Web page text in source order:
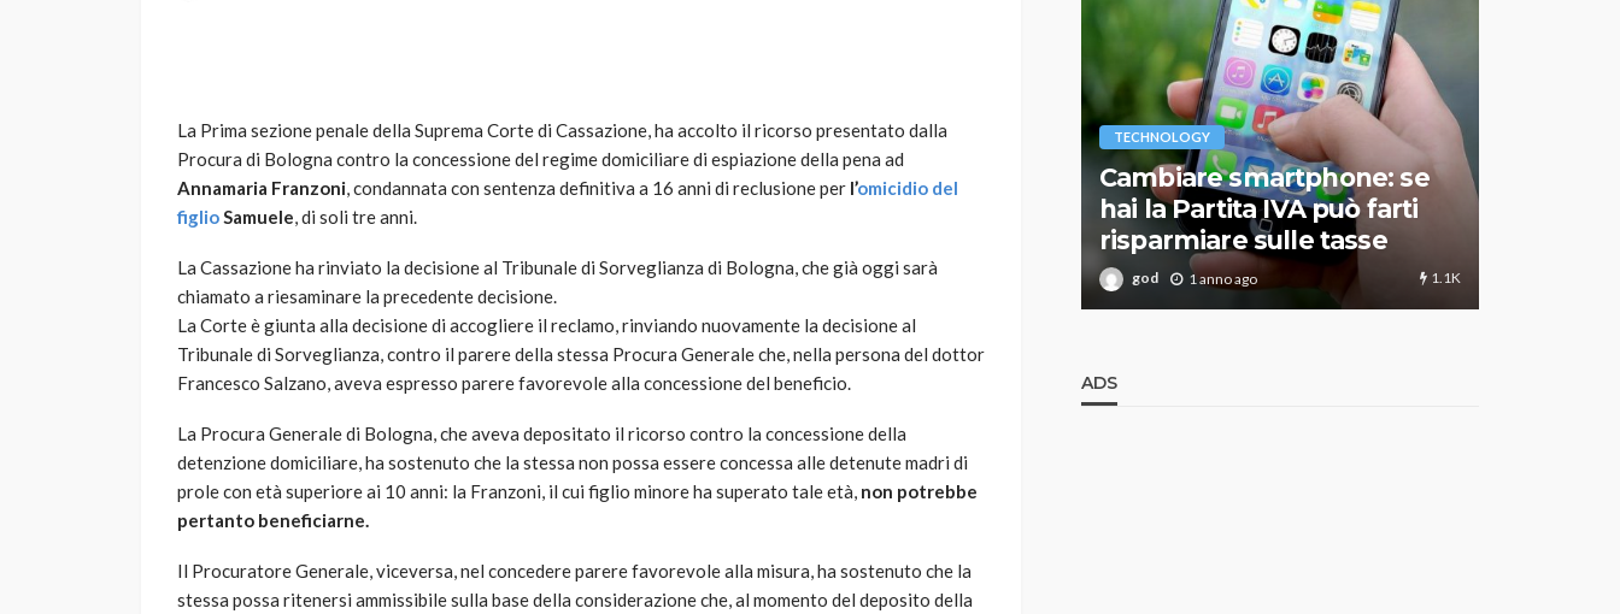
La Prima sezione penale della Suprema Corte di Cassazione, ha accolto il ricorso presentato dalla
Procura di Bologna contro la concessione del regime domiciliare di espiazione della pena ad
Annamaria Franzoni, condannata con sentenza definitiva a 16 anni di reclusione per l’omicidio del
figlioSamuele, di soli tre anni.
La Cassazione ha rinviato la decisione al Tribunale di Sorveglianza di Bologna, che già oggi sarà
chiamato a riesaminare la precedente decisione.
La Corte è giunta alla decisione di accogliere il reclamo, rinviando nuovamente la decisione al
Tribunale di Sorveglianza, contro il parere della stessa Procura Generale che, nella persona del dottor
Francesco Salzano, aveva espresso parere favorevole alla concessione del beneficio.
La Procura Generale di Bologna, che aveva depositato il ricorso contro la concessione della
detenzione domiciliare, ha sostenuto che la stessa non possa essere concessa alle detenute madri di
prole con età superiore ai 10 anni: la Franzoni, il cui figlio minore ha superato tale età, non potrebbe
pertanto beneficiarne.
Il Procuratore Generale, viceversa, nel concedere parere favorevole alla misura, ha sostenuto che la
stessa possa ritenersi ammissibile sulla base della considerazione che, al momento del deposito della
VARIE
Robot tagliaerba: quale
god 1 anno ago 786
Davis: tennis mondiale e
passione per
l’automobilismo
god 9 mesi ago
TECHNOLOGY
Cambiare smartphone: se
hai la Partita IVA può farti
risparmiare sulle tasse
god 1 anno ago 1.1K
ADS